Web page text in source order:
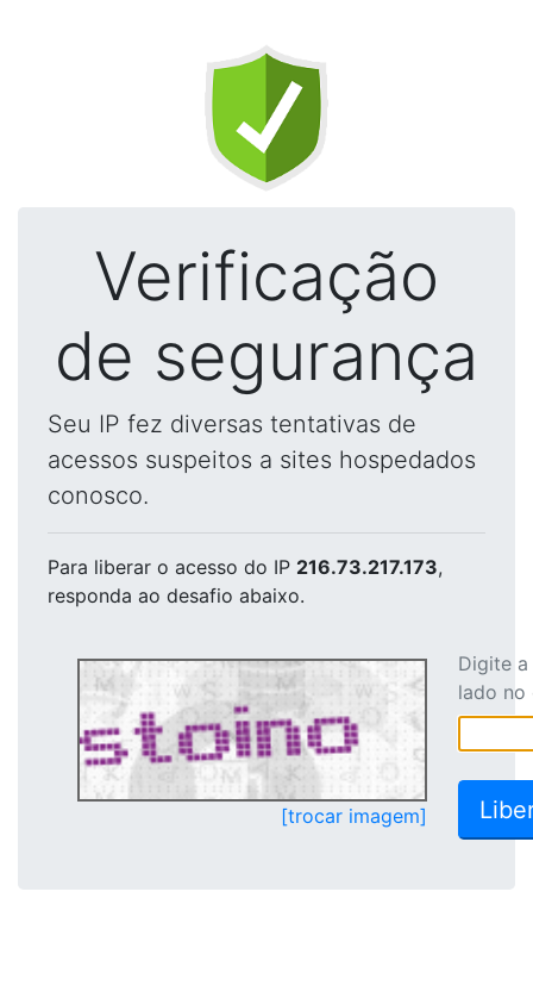
Verificação
de segurança
Seu IP fez diversas tentativas de
acessos suspeitos a sites hospedados
conosco.
Para liberar o acesso do IP 216.73.217.173,
responda ao desafio abaixo.
[trocar imagem]
Digite
lado no